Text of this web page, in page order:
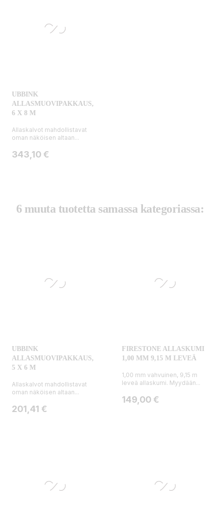
UBBINK
ALLASMUOVIPAKKAUS,
6 X 8 M
Allaskalvot mahdollistavat
oman näköisen altaan...
Hinta
343,10 €
6 muuta tuotetta samassa kategoriassa:
UBBINK
ALLASMUOVIPAKKAUS,
5 X 6 M
Allaskalvot mahdollistavat
oman näköisen altaan...
Hinta
201,41 €
FIRESTONE ALLASKUMI
1,00 MM 9,15 M LEVEÄ
1,00 mm vahvuinen, 9,15 m
leveä allaskumi. Myydään...
Hinta
149,00 €